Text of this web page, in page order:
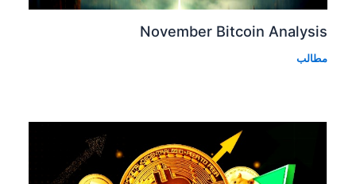
November Bitcoin Analysis
مطالب